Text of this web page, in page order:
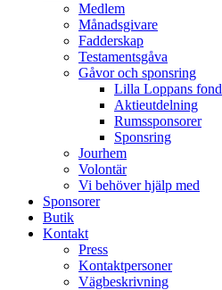
Medlem
Månadsgivare
Fadderskap
Testamentsgåva
Gåvor och sponsring
Lilla Loppans fond
Aktieutdelning
Rumssponsorer
Sponsring
Jourhem
Volontär
Vi behöver hjälp med
Sponsorer
Butik
Kontakt
Press
Kontaktpersoner
Vägbeskrivning